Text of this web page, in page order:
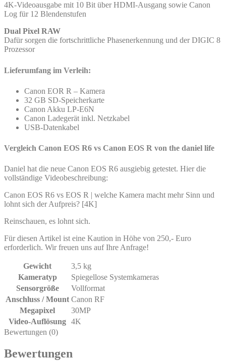
4K-Videoausgabe mit 10 Bit über HDMI-Ausgang sowie Canon
Log für 12 Blendenstufen
Dual Pixel RAW
Dafür sorgen die fortschrittliche Phasenerkennung und der DIGIC 8
Prozessor
Lieferumfang im Verleih:
Canon EOR R – Kamera
32 GB SD-Speicherkarte
Canon Akku LP-E6N
Canon Ladegerät inkl. Netzkabel
USB-Datenkabel
Vergleich Canon EOS R6 vs Canon EOS R von the daniel life
Daniel hat die neue Canon EOS R6 ausgiebig getestet. Hier die
vollständige Videobeschreibung:
Canon EOS R6 vs EOS R | welche Kamera macht mehr Sinn und
lohnt sich der Aufpreis? [4K]
Reinschauen, es lohnt sich.
Für diesen Artikel ist eine Kaution in Höhe von 250,- Euro
erforderlich. Wir freuen uns auf Ihre Anfrage!
Gewicht
3,5 kg
Kameratyp
Spiegellose Systemkameras
Sensorgröße
Vollformat
Anschluss / Mount Canon RF
Megapixel
30MP
Video-Auflösung 4K
Bewertungen (0)
Bewertungen